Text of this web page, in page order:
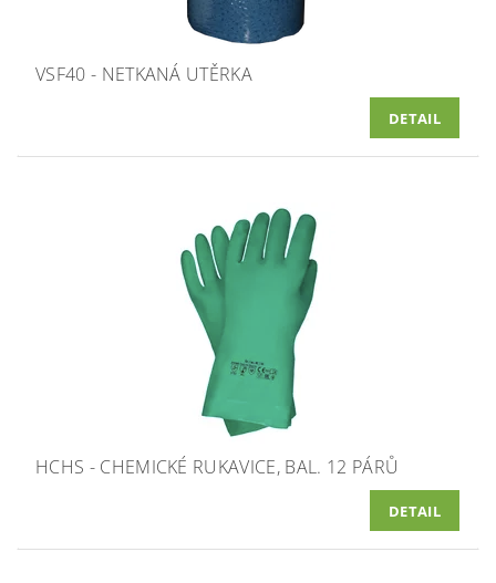
VSF40 - NETKANÁ UTĚRKA
DETAIL
HCHS - CHEMICKÉ RUKAVICE, BAL. 12 PÁRŮ
DETAIL